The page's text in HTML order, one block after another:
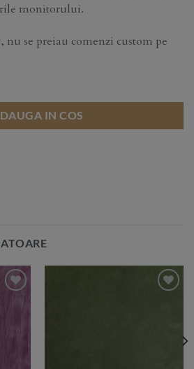
monitorului.
nu se preiau comenzi custom pe
IN COS